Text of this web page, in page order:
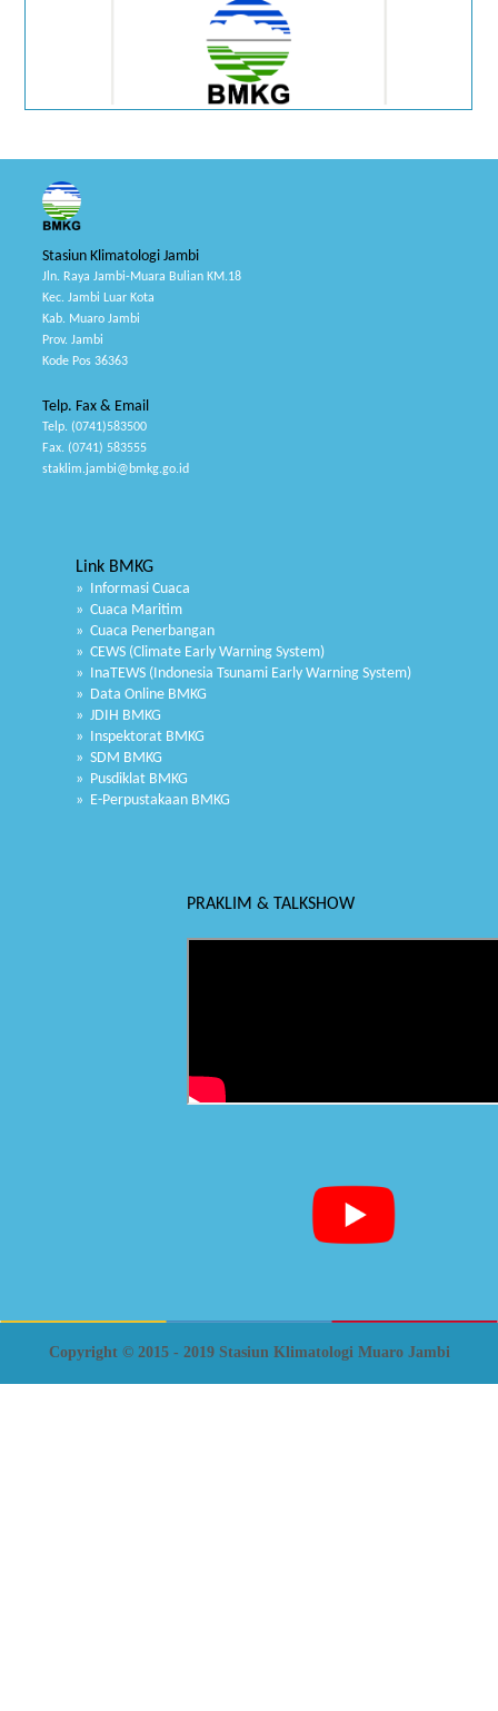
Stasiun Klimatologi Jambi
Jln. Raya Jambi-Muara Bulian KM.18
Kec. Jambi Luar Kota
Kab. Muaro Jambi
Prov. Jambi
Kode Pos 36363
Telp. Fax & Email
Telp. (0741)583500
Fax. (0741) 583555
staklim.jambi@bmkg.go.id
Link BMKG
» Informasi Cuaca
» Cuaca Maritim
» Cuaca Penerbangan
» CEWS (Climate Early Warning System)
» InaTEWS (Indonesia Tsunami Early Warning System)
» Data Online BMKG
» JDIH BMKG
» Inspektorat BMKG
» SDM BMKG
» Pusdiklat BMKG
» E-Perpustakaan BMKG
PRAKLIM & TALKSHOW
Copyright © 2015 - 2019 Stasiun Klimatologi Muaro Jambi